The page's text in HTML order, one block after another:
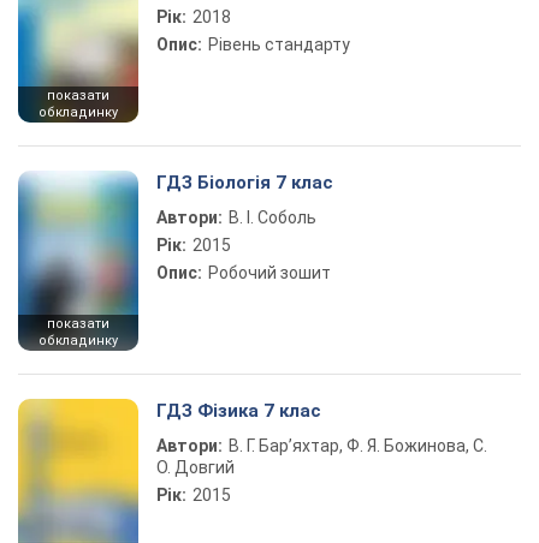
показати
обкладинку
Рік: 2018
Опис: Рівень стандарту
показати
обкладинку
ГДЗ Біологія 7 клас
Автори: В. І. Соболь
Рік: 2015
Опис: Робочий зошит
ГДЗ Фізика 7 клас
Автори: В. Г. Бар’яхтар, Ф. Я. Божинова, С.
О. Довгий
Рік: 2015